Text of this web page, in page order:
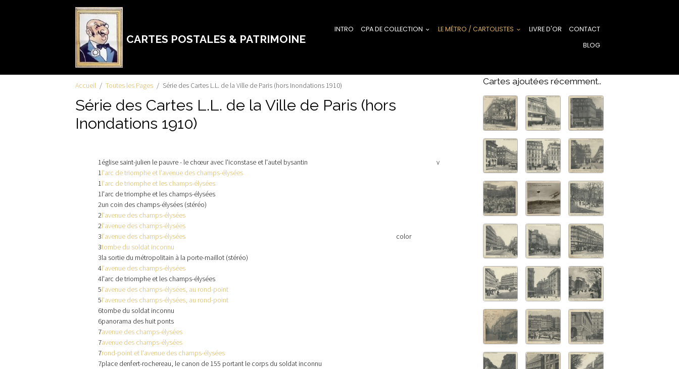
CARTES POSTALES & PATRIMOINE
INTRO CPA DE COLLECTION LE MÉTRO / CARTOLISTES LIVRE D'OR
CONTACT
BLOG
Accueil Toutes les Pages Série des Cartes L.L. de la Ville de Paris (hors Inondations 1910)
Série des Cartes L.L. de la Ville de Paris (hors
Inondations 1910)
1église saint-julien le pauvre - le chœur avec l'iconstase et l'autel bysantin
v
1l'arc de triomphe et l'avenue des champs-élysées
1l'arc de triomphe et les champs-élysées
1l'arc de triomphe et les champs-élysées
2un coin des champs-élysées (stéréo)
2l'avenue des champs-élysées
2l'avenue des champs-élysées
3l'avenue des champs-élysées
color
3tombe du soldat inconnu
3la sortie du métropolitain à la porte-maillot (stéréo)
4l'avenue des champs-élysées
4l'arc de triomphe et les champs-élysées
5l'avenue des champs-élysées, au rond-point
5l'avenue des champs-élysées, au rond-point
6tombe du soldat inconnu
6panorama des huit ponts
7avenue des champs-élysées
7avenue des champs-élysées
7rond-point et l'avenue des champs-élysées
7place denfert-rochereau, le canon de 155 portant le corps du soldat inconnu
Cartes ajoutées récemment..